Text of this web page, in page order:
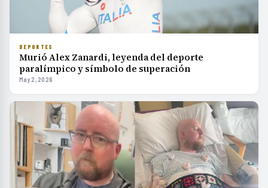
DEPORTES
Murió Alex Zanardi, leyenda del deporte
paralímpico y símbolo de superación
May 2, 2026